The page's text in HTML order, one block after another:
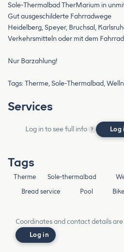
Sole-Thermalbad TherMarium in
Gut ausgeschilderte Fahrradwege
Heidelberg, Speyer, Bruchsal,
Verkehrsmitteln oder mit dem
Nur Barzahlung!
Tags: Therme, Sole-Thermalbad,
Services
Log in to see full info ? Log
Tags
Therme Sole-thermalbad
Bread service
Pool
Coordinates and contact details
Log in